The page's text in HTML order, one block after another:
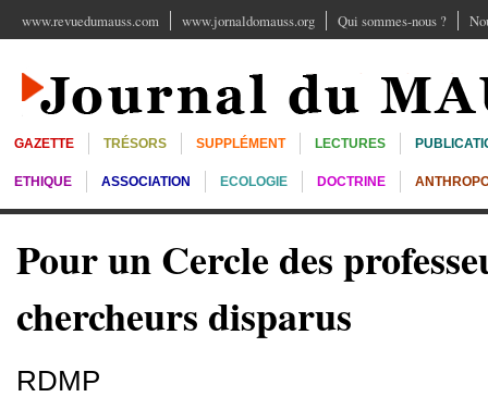
www.revuedumauss.com www.jornaldomauss.org Qui sommes-nous ?
GAZETTE TRÉSORS SUPPLÉMENT LECTURES
ETHIQUE ASSOCIATION ECOLOGIE DOCTRINE
Pour un Cercle des
chercheurs disparus
RDMP